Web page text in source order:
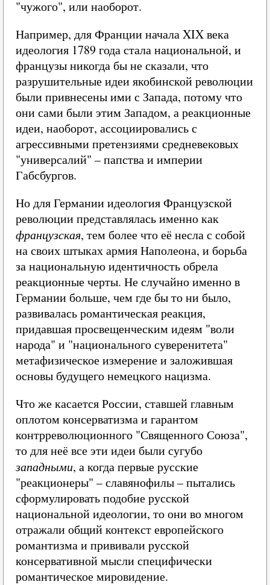
"чужого", или наоборот.
Например, для Франции начала XIX века
идеология 1789 года стала национальной, и
французы никогда бы не сказали, что
разрушительные идеи якобинской революции
были привнесены ими с Запада, потому что
они сами были этим Западом, а реакционные
идеи, наоборот, ассоциировались с
агрессивными претензиями средневековых
"универсалий" – папства и империи
Габсбургов.
Но для Германии идеология Французской
революции представлялась именно как
французская, тем более что её несла с собой
на своих штыках армия Наполеона, и борьба
за национальную идентичность обрела
реакционные черты. Не случайно именно в
Германии больше, чем где бы то ни было,
развивалась романтическая реакция,
придавшая просвещенческим идеям "воли
народа" и "национального суверенитета"
метафизическое измерение и заложившая
основы будущего немецкого нацизма.
Что же касается России, ставшей главным
оплотом консерватизма и гарантом
контрреволюционного "Священного Союза",
то для неё все эти идеи были сугубо
западными, а когда первые русские
"реакционеры" – славянофилы – пытались
сформулировать подобие русской
национальной идеологии, то они во многом
отражали общий контекст европейского
романтизма и прививали русской
консервативной мысли специфически
романтическое мировидение.